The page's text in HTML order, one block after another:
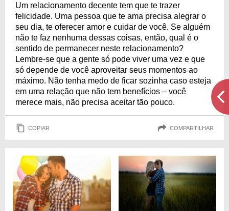
Um relacionamento decente tem que te trazer
felicidade. Uma pessoa que te ama precisa alegrar o
seu dia, te oferecer amor e cuidar de você. Se alguém
não te faz nenhuma dessas coisas, então, qual é o
sentido de permanecer neste relacionamento?
Lembre-se que a gente só pode viver uma vez e que
só depende de você aproveitar seus momentos ao
máximo. Não tenha medo de ficar sozinha caso esteja
em uma relação que não tem benefícios – você
merece mais, não precisa aceitar tão pouco.
COPIAR COMPARTILHAR